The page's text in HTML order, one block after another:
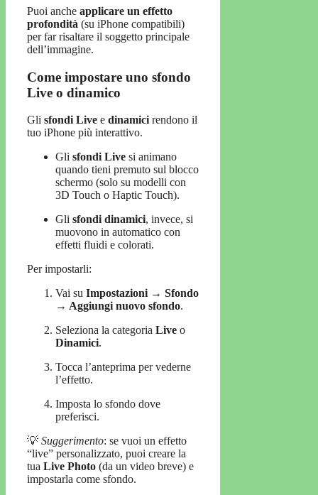
Puoi anche applicare un effetto
profondità (su iPhone compatibili)
per far risaltare il soggetto principale
dell’immagine.
Come impostare uno sfondo
Live o dinamico
Gli sfondi Live e dinamicirendono il
tuo iPhone più interattivo.
Gli sfondi Live si animano
quando tieni premuto sul blocco
schermo (solo su modelli con
3D Touch o Haptic Touch).
Gli sfondi dinamici, invece, si
muovono in automatico con
effetti fluidi e colorati.
Per impostarli:
Vai su Impostazioni → Sfondo
→ Aggiungi nuovo sfondo.
Seleziona la categoria Live o
Dinamici.
Tocca l’anteprima per vederne
l’effetto.
Imposta lo sfondo dove
preferisci.
💡 Suggerimento: se vuoi un effetto
“live” personalizzato, puoi creare la
tua Live Photo (da un video breve) e
impostarla come sfondo.